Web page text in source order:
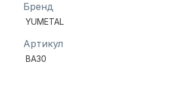
Бренд
YUMETAL
Артикул
BA30